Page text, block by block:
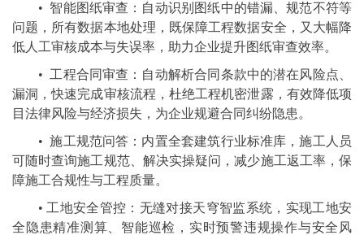
• 智能图纸审查：自动识别图纸中的错漏、规范不符等
问题，所有数据本地处理，既保障工程数据安全，又大幅降
低人工审核成本与失误率，助力企业提升图纸审查效率。
• 工程合同审查：自动解析合同条款中的潜在风险点、
漏洞，快速完成审核流程，杜绝工程机密泄露，有效降低项
目法律风险与经济损失，为企业规避合同纠纷隐患。
• 施工规范问答：内置全套建筑行业标准库，施工人员
可随时查询施工规范、解决实操疑问，减少施工返工率，保
障施工合规性与工程质量。
• 工地安全管控：无缝对接天穹智监系统，实现工地安
全隐患精准测算、智能巡检，实时预警违规操作与安全风